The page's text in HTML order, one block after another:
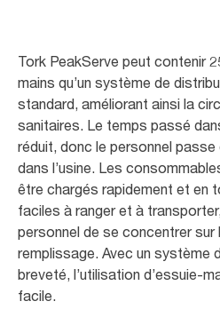
Tork PeakServe peut contenir
mains qu’un système de
standard, améliorant ainsi la
sanitaires. Le temps passé
réduit, donc le personnel
dans l’usine. Les
être chargés rapidement et en
faciles à ranger et à
personnel de se concentrer
remplissage. Avec un système
breveté, l’utilisation d’essuie-
facile.